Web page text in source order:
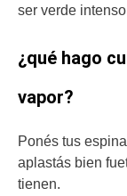
ser verde
¿qué hago
vapor?
Ponés tus
aplastás bien
tienen.